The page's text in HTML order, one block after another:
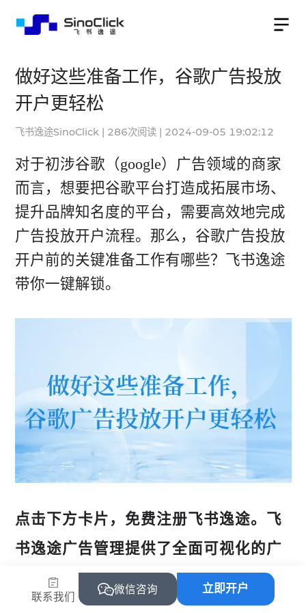
做好这些准备工作，谷歌广告投放
开户更轻松
飞书逸途SinoClick | 286次阅读 | 2024-09-05 19:02:12
对于初涉谷歌（google）广告领域的商家
而言，想要把谷歌平台打造成拓展市场、
提升品牌知名度的平台，需要高效地完成
广告投放开户流程。那么，谷歌广告投放
开户前的关键准备工作有哪些？飞书逸途
带你一键解锁。
点击下方卡片，免费注册飞书逸途。飞
书逸途广告管理提供了全面可视化的广
告投放分析。无论是跨媒体还是跨账户
的广告数据，都能在这里一览无遗。这
联系我们
微信咨询 立即开户